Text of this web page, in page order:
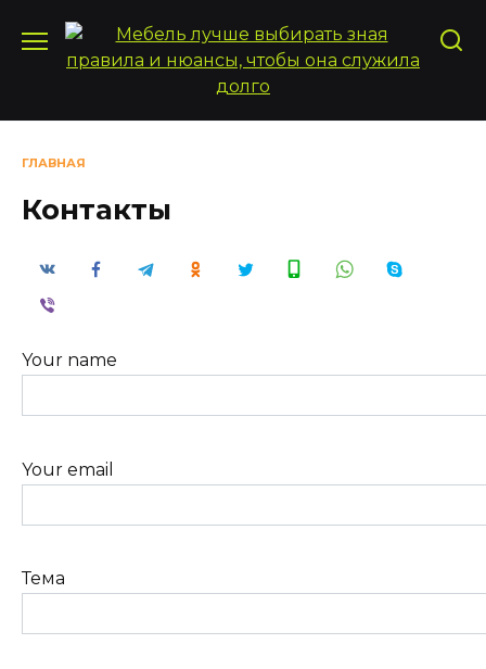
содержанию
ГЛАВНАЯ
Контакты
Your name
Your email
Тема